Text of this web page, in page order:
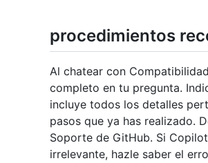
procedimientos
Al chatear con
completo en tu pregunta.
incluye todos los detalles
pasos que ya has realizado.
Soporte de GitHub. Si
irrelevante, hazle saber el